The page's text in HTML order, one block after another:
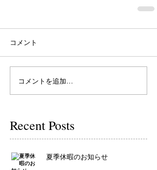
コメント
コメントを追加…
Recent Posts
夏季休暇のお知らせ